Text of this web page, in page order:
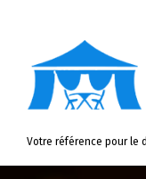
Votre référence pour le